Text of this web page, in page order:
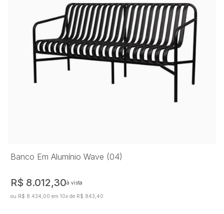
Banco Em Alumínio Wave (04)
R$ 8.012,30à vista
ou R$ 8.434,00 em 10x de R$ 843,40